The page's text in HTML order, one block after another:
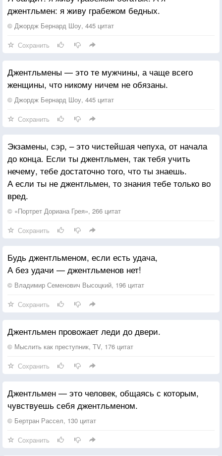
джентльмен: я живу грабежом бедных.
© Джордж Бернард Шоу, 445 цитат
Сохранить
Джентльмены — это те мужчины, а чаще всего
женщины, что никому ничем не обязаны.
© Джордж Бернард Шоу, 445 цитат
Сохранить
Экзамены, сэр, – это чистейшая чепуха, от начала
до конца. Если ты джентльмен, так тебя учить
нечему, тебе достаточно того, что ты знаешь.
А если ты не джентльмен, то знания тебе только во
вред.
© «Портрет Дориана Грея», 266 цитат
Сохранить
Будь джентльменом, если есть удача,
А без удачи — джентльменов нет!
© Владимир Семенович Высоцкий, 196 цитат
Сохранить
Джентльмен провожает леди до двери.
© Мыслить как преступник, TV, 176 цитат
Сохранить
Джентльмен — это человек, общаясь с которым,
чувствуешь себя джентльменом.
© Бертран Рассел, 130 цитат
Сохранить